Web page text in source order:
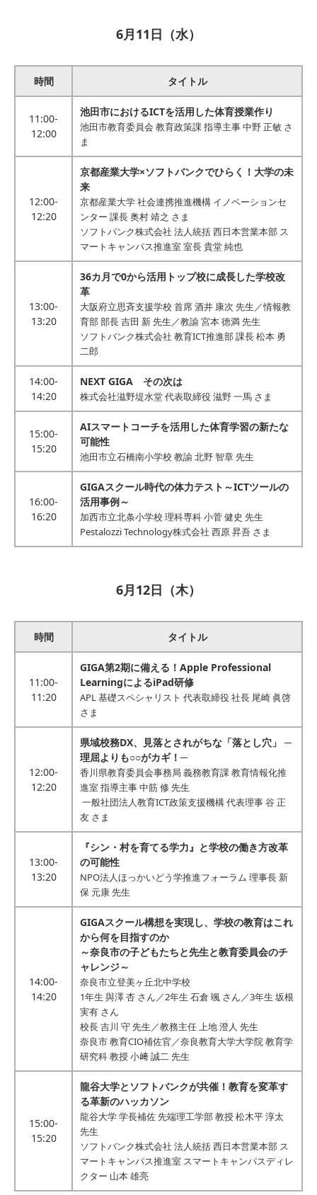
6月11日（水）
時間 タイトル
11:00-
12:00
池田市におけるICTを活用した体育授業作り
池田市教育委員会 教育政策課 指導主事 中野 正敏 さ
ま
12:00-
12:20
京都産業大学×ソフトバンクでひらく！大学の未
来
京都産業大学 社会連携推進機構 イノベーションセ
ンター 課長 奥村 靖之 さま
ソフトバンク株式会社 法人統括 西日本営業本部 ス
マートキャンパス推進室 室長 貴堂 純也
13:00-
13:20
36カ月で0から活用トップ校に成長した学校改
革
大阪府立思斉支援学校 首席 酒井 康次 先生／情報教
育部 部長 吉田 新 先生／教諭 宮本 徳満 先生
ソフトバンク株式会社 教育ICT推進部 課長 松本 勇
二郎
14:00-
14:20
NEXT GIGA その次は
株式会社滋野堤水堂 代表取締役 滋野 一馬 さま
15:00-
15:20
AIスマートコーチを活用した体育学習の新たな
可能性
池田市立石橋南小学校 教諭 北野 智章 先生
16:00-
16:20
GIGAスクール時代の体力テスト～ICTツールの
活用事例～
加西市立北条小学校 理科専科 小菅 健史 先生
Pestalozzi Technology株式会社 西原 昇吾 さま
6月12日（木）
時間 タイトル
11:00-
11:20
GIGA第2期に備える！Apple Professional
LearningによるiPad研修
APL 基礎スペシャリスト 代表取締役 社長 尾崎 眞啓
さま
12:00-
12:20
県域校務DX、見落とされがちな「落とし穴」 ─
理屈よりも○○がカギ！─
香川県教育委員会事務局 義務教育課 教育情報化推
進室 指導主事 中筋 修 先生
一般社団法人教育ICT政策支援機構 代表理事 谷 正
友 さま
13:00-
13:20
『シン・村を育てる学力』と学校の働き方改革
の可能性
NPO法人ほっかいどう学推進フォーラム 理事長 新
保 元康 先生
14:00-
14:20
GIGAスクール構想を実現し、学校の教育はこれ
から何を目指すのか
～奈良市の子どもたちと先生と教育委員会のチ
ャレンジ～
奈良市立登美ヶ丘北中学校
1年生 與澤 杏 さん／2年生 石倉 颯 さん／3年生 坂根
実有 さん
校長 吉川 守 先生／教務主任 上地 澄人 先生
奈良市 教育CIO補佐官／奈良教育大学大学院 教育学
研究科 教授 小﨑 誠二 先生
15:00-
15:20
龍谷大学とソフトバンクが共催！教育を変革す
る革新のハッカソン
龍谷大学 学長補佐 先端理工学部 教授 松木平 淳太
先生
ソフトバンク株式会社 法人統括 西日本営業本部 ス
マートキャンパス推進室 スマートキャンパスディレ
クター 山本 雄亮